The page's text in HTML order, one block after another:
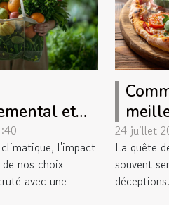
et
l'e-
alimentaire
l'impact
nos choix
avec une
pour
24 juillet
La quête
souvent